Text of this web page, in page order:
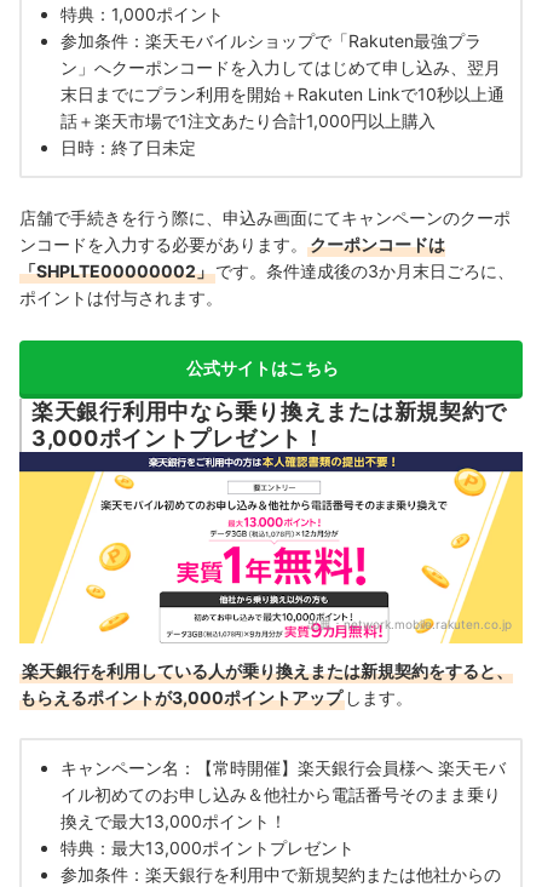
特典：1,000ポイント
参加条件：楽天モバイルショップで「Rakuten最強プラ
ン」へクーポンコードを入力してはじめて申し込み、翌月
末日までにプラン利用を開始＋Rakuten Linkで10秒以上通
話＋楽天市場で1注文あたり合計1,000円以上購入
日時：終了日未定
店舗で手続きを行う際に、申込み画面にてキャンペーンのクーポ
ンコードを入力する必要があります。
クーポンコードは
「SHPLTE00000002」です。条件達成後の3か月末日ごろに、
ポイントは付与されます。
公式サイトはこちら
楽天銀行利用中なら乗り換えまたは新規契約で
3,000ポイントプレゼント！
出典：network.mobile.rakuten.co.jp
楽天銀行を利用している人が乗り換えまたは新規契約をすると、
もらえるポイントが3,000ポイントアップ します。
キャンペーン名：【常時開催】楽天銀行会員様へ 楽天モバ
イル初めてのお申し込み＆他社から電話番号そのまま乗り
換えで最大13,000ポイント！
特典：最大13,000ポイントプレゼント
参加条件：楽天銀行を利用中で新規契約または他社からの